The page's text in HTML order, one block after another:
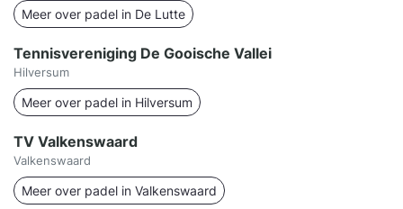
Meer over padel in De Lutte
Tennisvereniging De Gooische Vallei
Hilversum
Meer over padel in Hilversum
TV Valkenswaard
Valkenswaard
Meer over padel in Valkenswaard